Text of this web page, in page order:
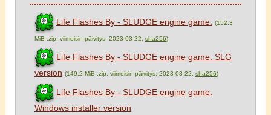
Life Flashes By - SLUDGE engine game. (152.3
MiB .zip, viimeisin päivitys: 2023-03-22, sha256)
Life Flashes By - SLUDGE engine game. SLG
version (149.2 MiB .zip, viimeisin päivitys: 2023-03-22, sha256)
Life Flashes By - SLUDGE engine game.
Windows installer version